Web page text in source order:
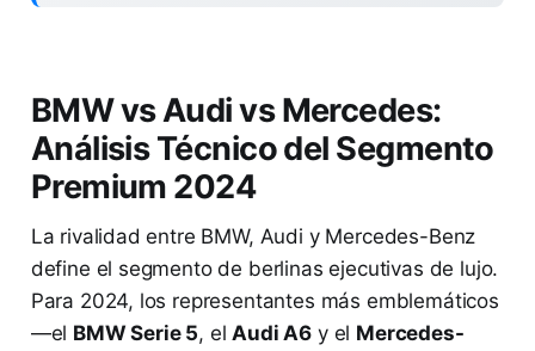
BMW vs Audi vs Mercedes:
Análisis Técnico del Segmento
Premium 2024
La rivalidad entre BMW, Audi y Mercedes-Benz
define el segmento de berlinas ejecutivas de lujo.
Para 2024, los representantes más emblemáticos
—el BMW Serie 5, el Audi A6 y el Mercedes-